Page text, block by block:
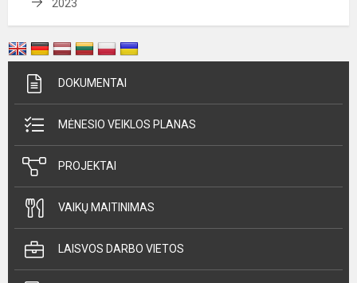
2023
DOKUMENTAI
MĖNESIO VEIKLOS PLANAS
PROJEKTAI
VAIKŲ MAITINIMAS
LAISVOS DARBO VIETOS